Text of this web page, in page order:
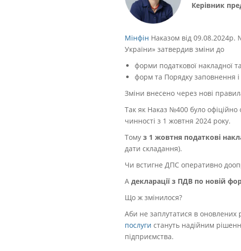
Керівник
Мінфін Наказом від 09.08.2024р.
України» затвердив зміни до
форми податкової накладної
форм та Порядку заповнення і
Зміни внесено через нові
Так як Наказ №400 було офіційно
чинності з 1 жовтня 2024 року.
Тому з 1 жовтня податкові
дати складання).
Чи встигне ДПС оперативно
А декларації з ПДВ по новій
Що ж змінилося?
Аби не заплутатися в оновлених
послуги стануть надійним
підприємства.